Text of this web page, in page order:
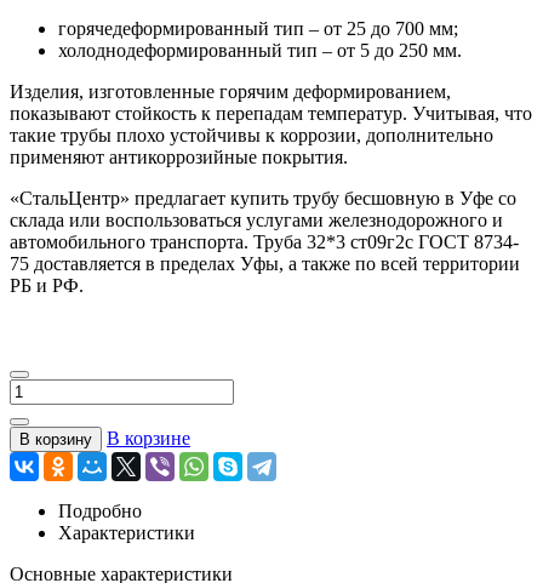
горячедеформированный тип – от 25 до 700 мм;
холоднодеформированный тип – от 5 до 250 мм.
Изделия, изготовленные горячим деформированием,
показывают стойкость к перепадам температур. Учитывая, что
такие трубы плохо устойчивы к коррозии, дополнительно
применяют антикоррозийные покрытия.
«СтальЦентр» предлагает купить трубу бесшовную в Уфе со
склада или воспользоваться услугами железнодорожного и
автомобильного транспорта. Труба 32*3 ст09г2с ГОСТ 8734-
75 доставляется в пределах Уфы, а также по всей территории
РБ и РФ.
В корзину В корзине
Подробно
Характеристики
Основные характеристики